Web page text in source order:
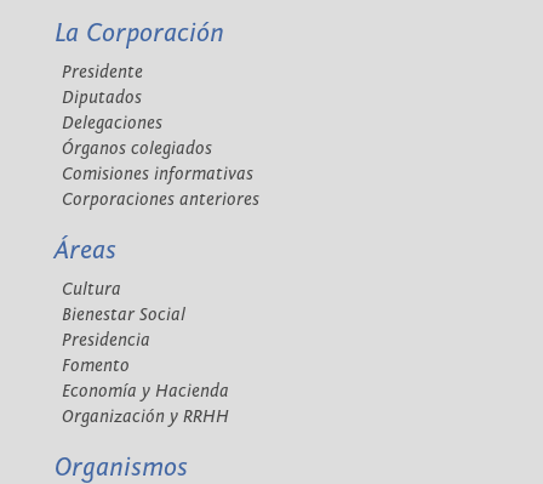
La Corporación
Presidente
Diputados
Delegaciones
Órganos colegiados
Comisiones informativas
Corporaciones anteriores
Áreas
Cultura
Bienestar Social
Presidencia
Fomento
Economía y Hacienda
Organización y RRHH
Organismos